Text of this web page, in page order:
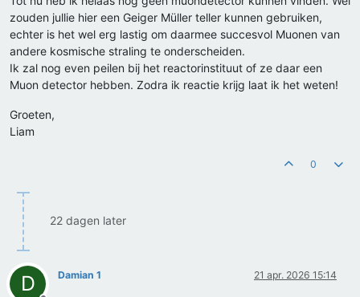
zouden jullie hier een Geiger Müller teller kunnen gebruiken,
echter is het wel erg lastig om daarmee succesvol Muonen van
andere kosmische straling te onderscheiden.
Ik zal nog even peilen bij het reactorinstituut of ze daar een
Muon detector hebben. Zodra ik reactie krijg laat ik het weten!
Groeten,
Liam
0
22 dagen later
D Damian 1 21 apr. 2026 15:14